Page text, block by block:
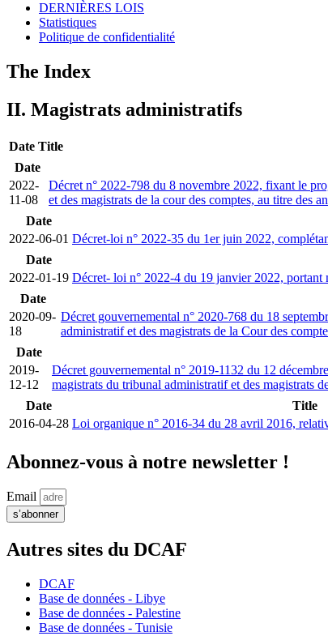
DERNIÈRES LOIS
Statistiques
Politique de confidentialité
The Index
II. Magistrats administratifs
Date Title
Date
2022-
11-08
Décret n° 2022-798 du 8 novembre 2022, fixant le
et des magistrats de la cour des comptes, au titre des
Date
2022-06-01 Décret-loi n° 2022-35 du 1er juin 2022,
Date
2022-01-19 Décret- loi n° 2022-4 du 19 janvier 2022,
Date
2020-09-
18
Décret gouvernemental n° 2020-768 du 18
administratif et des magistrats de la Cour des
Date
2019-
12-12
Décret gouvernemental n° 2019-1132 du 12
magistrats du tribunal administratif et des magistrats
Date
Title
2016-04-28 Loi organique n° 2016-34 du 28 avril 2016,
Abonnez-vous à notre newsletter !
Email
s’abonner
Autres sites du DCAF
DCAF
Base de données - Libye
Base de données - Palestine
Base de données - Tunisie